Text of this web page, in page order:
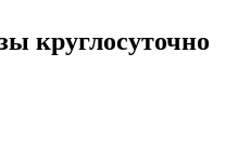
круглосуточно